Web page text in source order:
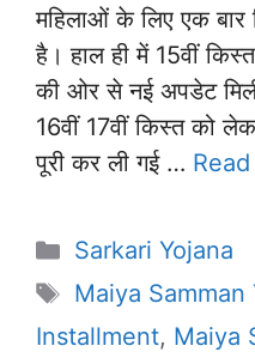
महिलाओं के लिए एक
है। हाल ही में 15वीं
की ओर से नई अपडेट
16वीं 17वीं किस्त को
पूरी कर ली गई …
Categories
Sarkari Yojana
Tags
Maiya Samman
Installment, Maiya